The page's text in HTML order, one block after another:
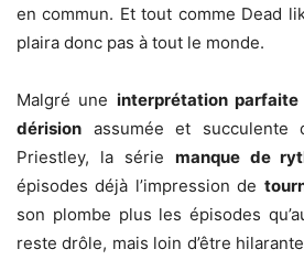
en commun. Et tout comme Dead
plaira donc pas à tout le monde.
Malgré une interprétation parfaite
dérision assumée et
Priestley, la série manque de
épisodes déjà l’impression de
son plombe plus les épisodes
reste drôle, mais loin d’être